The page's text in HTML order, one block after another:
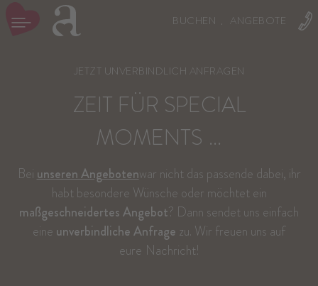
BUCHEN ANGEBOTE
JETZT UNVERBINDLICH ANFRAGEN
ZEIT FÜR SPECIAL
MOMENTS …
Bei unseren Angebotenwar nicht das passende dabei, ihr
habt besondere Wünsche oder möchtet ein
maßgeschneidertes Angebot? Dann sendet uns einfach
eine unverbindliche Anfrage zu. Wir freuen uns auf
eure Nachricht!